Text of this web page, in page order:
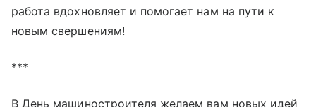
работа вдохновляет и помогает нам на пути к
новым свершениям!
***
В День машиностроителя желаем вам новых идей